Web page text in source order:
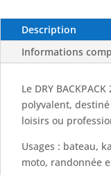
Description
Informations
Le DRY
polyvalent,
loisirs ou
Usages : bateau,
moto, randonnée